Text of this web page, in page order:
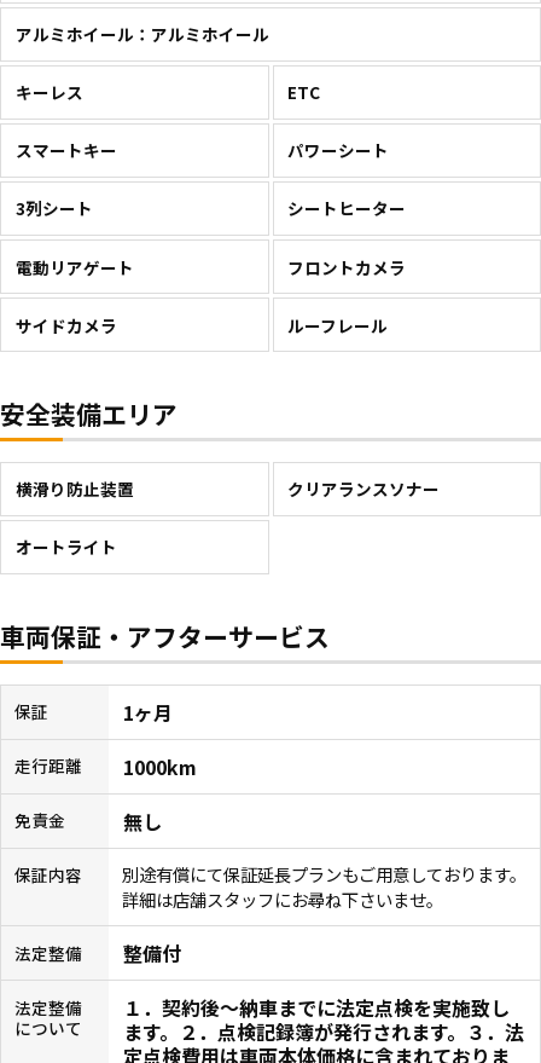
アルミホイール：アルミホイール
キーレス ETC
スマートキー パワーシート
3列シート シートヒーター
電動リアゲート フロントカメラ
サイドカメラ ルーフレール
安全装備エリア
横滑り防止装置 クリアランスソナー
オートライト
車両保証・アフターサービス
保証 1ヶ月
走行距離 1000km
免責金 無し
保証内容
別途有償にて保証延長プランもご用意しております。
詳細は店舗スタッフにお尋ね下さいませ。
法定整備 整備付
法定整備
について
１．契約後〜納車までに法定点検を実施致し
ます。２．点検記録簿が発行されます。３．法
定点検費用は車両本体価格に含まれておりま